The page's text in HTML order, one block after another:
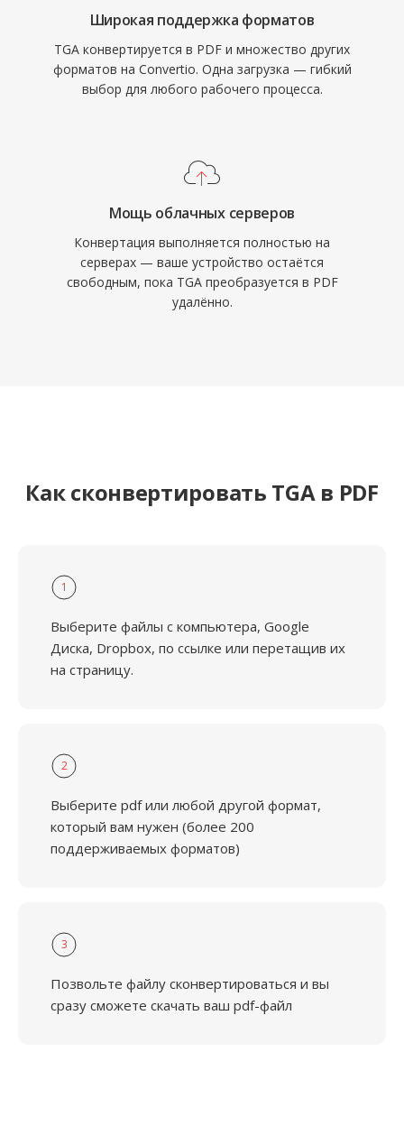
Широкая поддержка форматов
TGA конвертируется в PDF и множество других
форматов на Convertio. Одна загрузка — гибкий
выбор для любого рабочего процесса.
Мощь облачных серверов
Конвертация выполняется полностью на
серверах — ваше устройство остаётся
свободным, пока TGA преобразуется в PDF
удалённо.
Как сконвертировать TGA в PDF
1
Выберите файлы с компьютера, Google
Диска, Dropbox, по ссылке или перетащив их
на страницу.
2
Выберите pdf или любой другой формат,
который вам нужен (более 200
поддерживаемых форматов)
3
Позвольте файлу сконвертироваться и вы
сразу сможете скачать ваш pdf-файл